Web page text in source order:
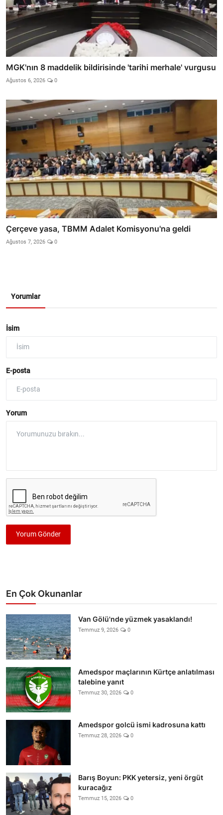
MGK'nın 8 maddelik bildirisinde 'tarihi merhale' vurgusu
Ağustos 6, 2026 0
Çerçeve yasa, TBMM Adalet Komisyonu'na geldi
Ağustos 7, 2026 0
Yorumlar
İsim
E-posta
Yorum
Yorum Gönder
En Çok Okunanlar
Van Gölü'nde yüzmek yasaklandı!
Temmuz 9, 2026 0
Amedspor maçlarının Kürtçe anlatılması
talebine yanıt
Temmuz 30, 2026 0
Amedspor golcü ismi kadrosuna kattı
Temmuz 28, 2026 0
Barış Boyun: PKK yetersiz, yeni örgüt
kuracağız
Temmuz 15, 2026 0